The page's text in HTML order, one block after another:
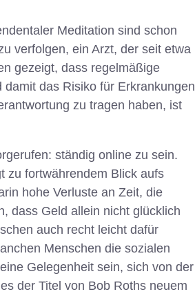
Meditation sind schon
verfolgen, ein Arzt, der seit etwa
gezeigt, dass regelmäßige
das Risiko für Erkrankungen
zu tragen haben, ist
ständig online zu sein.
zu fortwährendem Blick aufs
hohe Verluste an Zeit, die
dass Geld allein nicht glücklich
auch recht leicht dafür
Menschen die sozialen
Gelegenheit sein, sich von der
der Titel von Bob Roths neuem